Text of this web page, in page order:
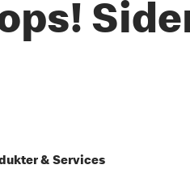
& Services